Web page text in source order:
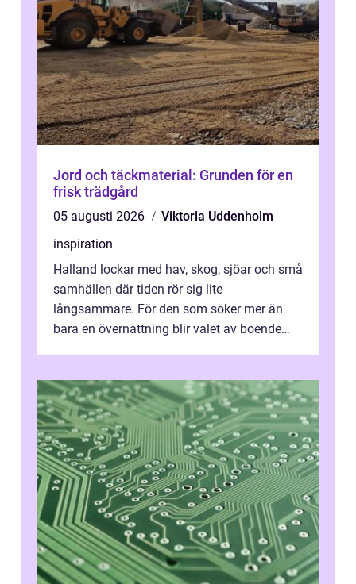
Jord och täckmaterial: Grunden för en
frisk trädgård
05 augusti 2026
Viktoria Uddenholm
inspiration
Halland lockar med hav, skog, sjöar och små
samhällen där tiden rör sig lite
långsammare. För den som söker mer än
bara en övernattning blir valet av boende